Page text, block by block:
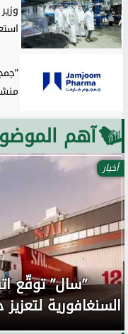
آهم
أخبار
”سال” توقّع
السنغافورية